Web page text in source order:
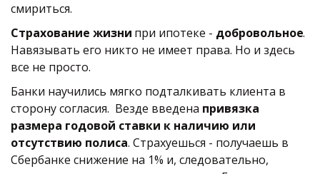
смириться.
Страхование жизни при ипотеке - добровольное.
Навязывать его никто не имеет права. Но и здесь
все не просто.
Банки научились мягко подталкивать клиента в
сторону согласия.  Везде введена привязка
размера годовой ставки к наличию или
отсутствию полиса. Страхуешься - получаешь в
Сбербанке снижение на 1% и, следовательно,